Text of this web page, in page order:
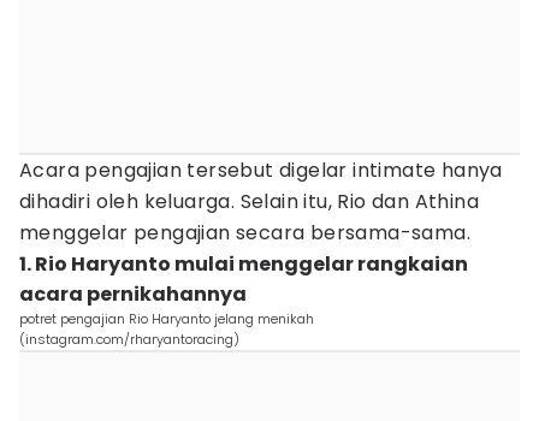
Acara pengajian tersebut digelar intimate hanya
dihadiri oleh keluarga. Selain itu, Rio dan Athina
menggelar pengajian secara bersama-sama.
1. Rio Haryanto mulai menggelar rangkaian
acara pernikahannya
potret pengajian Rio Haryanto jelang menikah
(instagram.com/rharyantoracing)